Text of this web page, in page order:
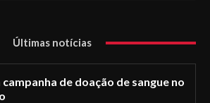
Últimas notícias
de doação de sangue no